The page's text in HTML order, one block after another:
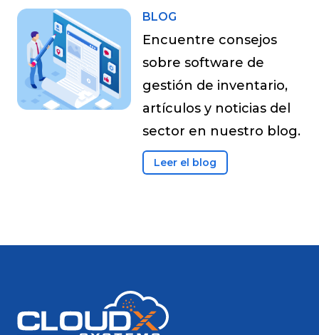
BLOG
Encuentre consejos
sobre software de
gestión de inventario,
artículos y noticias del
sector en nuestro blog.
Leer el blog